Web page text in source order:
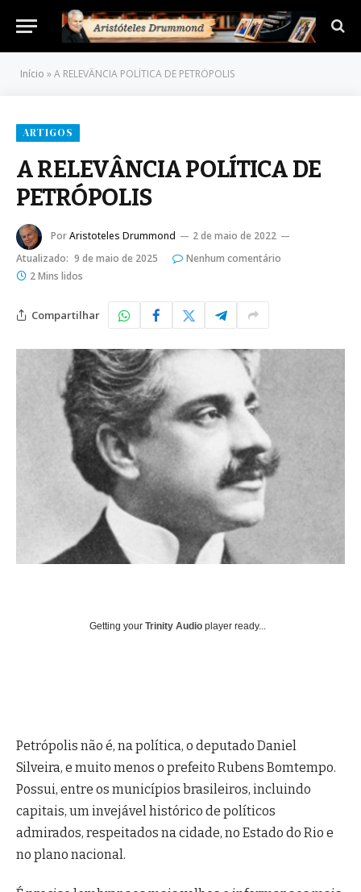
Início »A RELEVÂNCIA POLÍTICA DE PETRÓPOLIS
ARTIGOS
A RELEVÂNCIA POLÍTICA DE
PETRÓPOLIS
PorAristoteles Drummond
2 de maio de 2022
Atualizado: 9 de maio de 2025
Nenhum comentário
2 Mins lidos
Compartilhar
Getting your Trinity Audio player ready...
Petrópolis não é, na política, o deputado Daniel
Silveira, e muito menos o prefeito Rubens Bomtempo.
Possui, entre os municípios brasileiros, incluindo
capitais, um invejável histórico de políticos
admirados, respeitados na cidade, no Estado do Rio e
no plano nacional.